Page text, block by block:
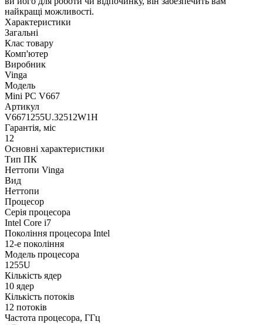
найкращі можливості.
Характеристики
Загальні
Клас товару
Комп'ютер
Виробник
Vinga
Модель
Mini PC V667
Артикул
V6671255U.32512W1H
Гарантія, міс
12
Основні характеристики
Тип ПК
Неттопи Vinga
Вид
Неттопи
Процесор
Серія процесора
Intel Core i7
Покоління процесора Intel
12-е покоління
Модель процесора
1255U
Кількість ядер
10 ядер
Кількість потоків
12 потоків
Частота процесора, ГГц